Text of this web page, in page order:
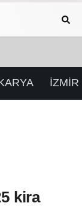
İZMİR
kira